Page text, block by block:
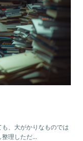
、大がかりなものでは
理しただ...